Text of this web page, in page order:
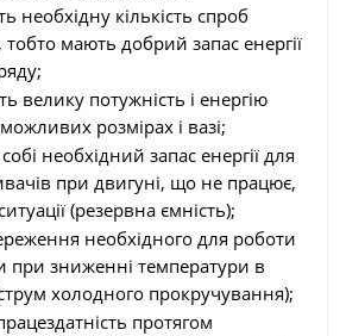
необхідну кількість спроб
тобто мають добрий запас енергії
велику потужність і енергію
розмірах і вазі;
необхідний запас енергії для
при двигуні, що не працює,
(резервна ємність);
необхідного для роботи
при зниженні температури в
холодного прокручування);
протягом